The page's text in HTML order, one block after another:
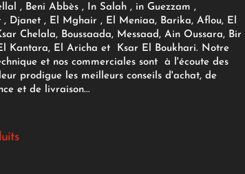
, Beni Abbès , In Salah , in Guezzam ,
, Djanet , El Mghair , El Meniaa, Barika, Aflou, El
Chelala, Boussaada, Messaad, Ain Oussara, Bir
Kantara, El Aricha et Ksar El Boukhari. Notre
et nos commerciales sont à l'écoute des
prodigue les meilleurs conseils d'achat, de
et de livraison...